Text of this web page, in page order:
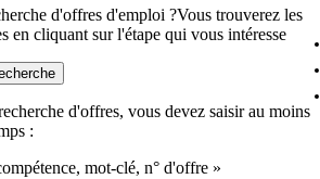
d'offres d'emploi ?Vous trouverez les
en cliquant sur l'étape qui vous intéresse
d'offres, vous devez saisir au moins
:
mot-clé, n° d'offre »